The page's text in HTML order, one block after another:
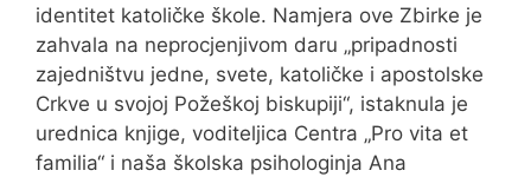
identitet katoličke škole. Namjera ove Zbirke je
zahvala na neprocjenjivom daru „pripadnosti
zajedništvu jedne, svete, katoličke i apostolske
Crkve u svojoj Požeškoj biskupiji“, istaknula je
urednica knjige, voditeljica Centra „Pro vita et
familia“ i naša školska psihologinja Ana